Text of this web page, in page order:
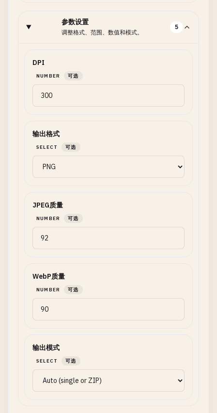
参数设置
调整格式、范围、数值和模式。
5
DPI
NUMBER 可选
输出格式
SELECT 可选
JPEG质量
NUMBER 可选
WebP质量
NUMBER 可选
输出模式
SELECT 可选